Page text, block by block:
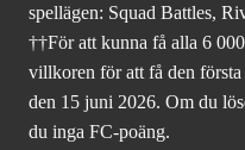
spellägen: Squad Battles,
††För att kunna få alla 6
villkoren för att få den första
den 15 juni 2026. Om du
du inga FC-poäng.